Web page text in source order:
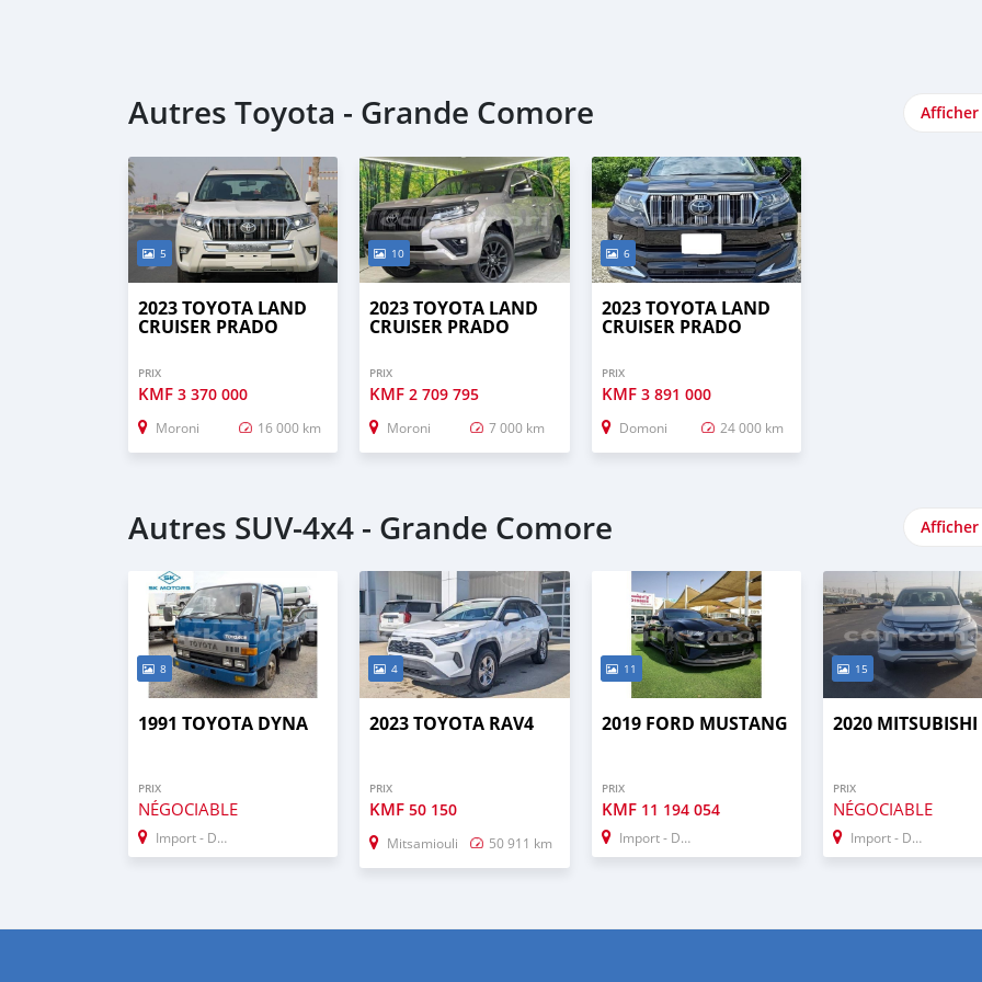
Autres Toyota - Grande Comore
5
2023 TOYOTA LAND
CRUISER PRADO
PRIX
KMF 3 370 000
Moroni 16 000 km
10
2023 TOYOTA LAND
CRUISER PRADO
PRIX
KMF2 709 795
Moroni 7 000 km
6
2023 TOYOTA LAND
CRUISER PRADO
PRIX
KMF 3 891 000
Domoni 24 000 km
Autres SUV‒4x4 - Grande Comore
8
1991 TOYOTA DYNA
PRIX
NÉGOCIABLE
Import - Dubai
4
2023 TOYOTA RAV4
PRIX
KMF50 150
Mitsamiouli 50 911 km
11
2019 FORD MUSTANG
PRIX
KMF 11 194 054
Import - Dubai
15
2020
PRIX
NÉGOCIABLE
Import - Dubai